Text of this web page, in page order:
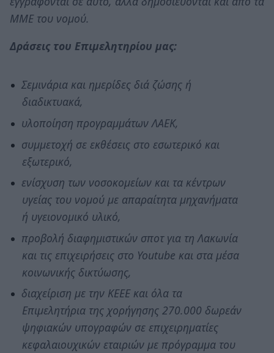
ΜΜΕ του νομού.
Δράσεις του Επιμελητηρίου μας:
Σεμινάρια και ημερίδες διά ζώσης ή
διαδικτυακά,
υλοποίηση προγραμμάτων ΛΑΕΚ,
συμμετοχή σε εκθέσεις στο εσωτερικό και
εξωτερικό,
ενίσχυση των νοσοκομείων και τα κέντρων
υγείας του νομού με απαραίτητα μηχανήματα
ή υγειονομικό υλικό,
προβολή διαφημιστικών σποτ για τη Λακωνία
και τις επιχειρήσεις στο Youtube και στα μέσα
κοινωνικής δικτύωσης,
διαχείριση με την ΚΕΕΕ και όλα τα
Επιμελητήρια της χορήγησης 270.000 δωρεάν
ψηφιακών υπογραφών σε επιχειρηματίες
κεφαλαιουχικών εταιριών με πρόγραμμα του